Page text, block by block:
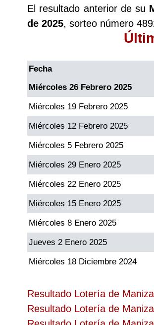
El resultado anterior de su
de 2025, sorteo número
Fecha
Miércoles 26 Febrero 2025
Miércoles 19 Febrero 2025
Miércoles 12 Febrero 2025
Miércoles 5 Febrero 2025
Miércoles 29 Enero 2025
Miércoles 22 Enero 2025
Miércoles 15 Enero 2025
Miércoles 8 Enero 2025
Jueves 2 Enero 2025
Miércoles 18 Diciembre 2024
Resultado Lotería de
Resultado Lotería de